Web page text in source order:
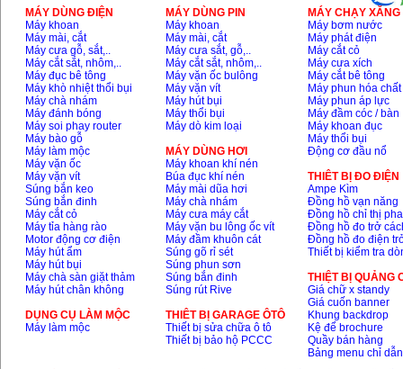
MÁY DÙNG ĐIỆN
Máy khoan
Máy mài, cắt
Máy cưa gỗ, sắt,..
Máy cắt sắt, nhôm,..
Máy đục bê tông
Máy khò nhiệt thổi bụi
Máy chà nhám
Máy đánh bóng
Máy soi phay router
Máy bào gỗ
Máy làm mộc
Máy vặn ốc
Máy vặn vít
Súng bắn keo
Súng bắn đinh
Máy cắt cỏ
Máy tỉa hàng rào
Motor động cơ điện
Máy hút ẩm
Máy hút bụi
Máy chà sàn giặt thảm
Máy hút chân không
DỤNG CỤ LÀM MỘC
Máy làm mộc
MÁY DÙNG PIN
Máy khoan
Máy mài, cắt
Máy cưa sắt, gỗ,..
Máy cắt sắt, nhôm,..
Máy vặn ốc bulông
Máy vặn vít
Máy hút bụi
Máy thổi bụi
Máy dò kim loại
MÁY DÙNG HƠI
Máy khoan khí nén
Búa đục khí nén
Máy mài dũa hơi
Máy chà nhám
Máy cưa máy cắt
Máy vặn bu lông ốc vít
Máy đầm khuôn cát
Súng gõ rỉ sét
Súng phun sơn
Súng bắn đinh
Súng rút Rive
THIÊT BỊ GARAGE ÔTÔ
Thiết bị sửa chữa ô tô
Thiết bị bảo hộ PCCC
MÁY CHẠY
Máy bơm nước
Máy phát điện
Máy cắt cỏ
Máy cưa xích
Máy cắt bê tông
Máy phun hóa chất
Máy phun áp lực
Máy đầm cóc / bàn
Máy khoan đục
Máy thổi bụi
Động cơ đầu nổ
THIÊT BỊ ĐO ĐIỆN
Ampe Kìm
Đồng hồ vạn năng
Đồng hồ chỉ thị pha
Đồng hồ đo trở
Đồng hồ đo điện
Thiết bị kiểm tra
THIỆT BỊ QUẢNG
Giá chữ x standy
Giá cuốn banner
Khung backdrop
Kệ để brochure
Quầy bán hàng
Bảng menu chỉ dẫn